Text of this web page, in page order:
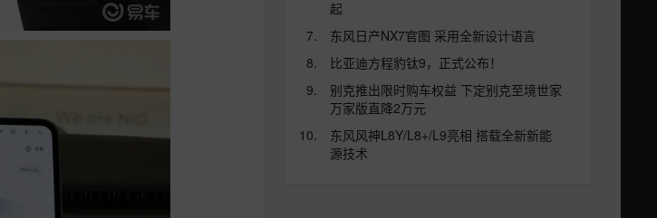
起
东风日产NX7官图 采用全新设计语言
比亚迪方程豹钛9，正式公布！
别克推出限时购车权益 下定别克至境世家
万家版直降2万元
东风风神L8Y/L8+/L9亮相 搭载全新新能
源技术